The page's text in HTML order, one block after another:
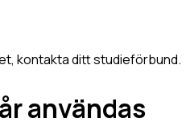
kontakta ditt studieförbund.
användas